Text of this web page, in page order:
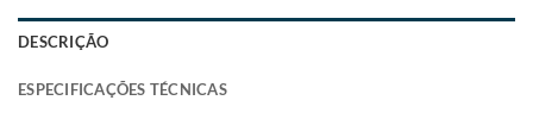
DESCRIÇÃO
ESPECIFICAÇÕES TÉCNICAS